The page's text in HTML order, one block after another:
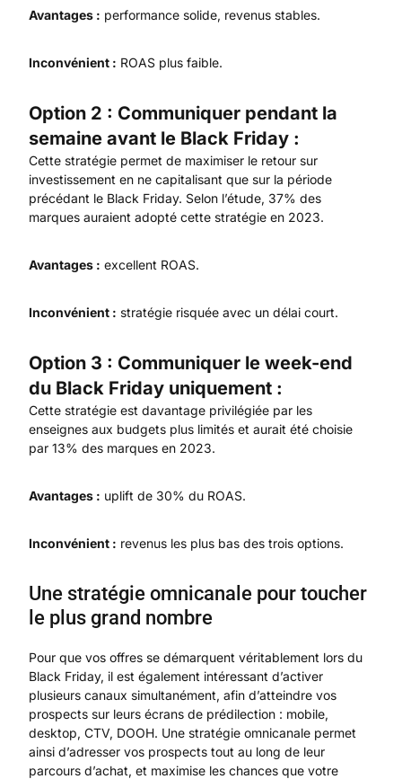
Avantages : performance solide, revenus stables.
Inconvénient : ROAS plus faible.
Option 2 : Communiquer pendant la
semaine avant le Black Friday :
Cette stratégie permet de maximiser le retour sur
investissement en ne capitalisant que sur la période
précédant le Black Friday. Selon l’étude, 37% des
marques auraient adopté cette stratégie en 2023.
Avantages : excellent ROAS.
Inconvénient : stratégie risquée avec un délai court.
Option 3 : Communiquer le week-end
du Black Friday uniquement :
Cette stratégie est davantage privilégiée par les
enseignes aux budgets plus limités et aurait été choisie
par 13% des marques en 2023.
Avantages : uplift de 30% du ROAS.
Inconvénient : revenus les plus bas des trois options.
Une stratégie omnicanale pour toucher
le plus grand nombre
Pour que vos offres se démarquent véritablement lors du
Black Friday, il est également intéressant d’activer
plusieurs canaux simultanément, afin d’atteindre vos
prospects sur leurs écrans de prédilection : mobile,
desktop, CTV, DOOH. Une stratégie omnicanale permet
ainsi d’adresser vos prospects tout au long de leur
parcours d’achat, et maximise les chances que votre